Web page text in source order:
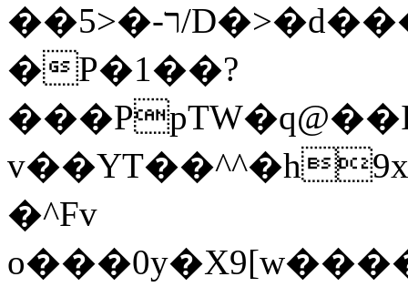
��ר-�<5/D�>�d�����1!u8JP�@TE�
�P�1��?
�^Fv